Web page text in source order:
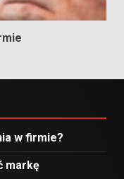
w firmie?
markę